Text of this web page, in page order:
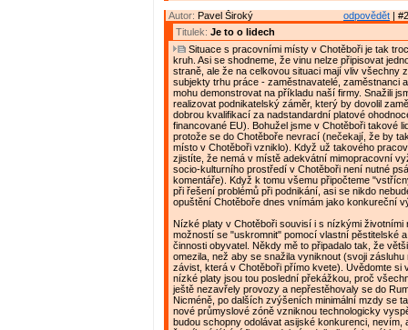
odpovědět |
Autor: Pavel Široký
Titulek: Je to o lidech
Situace s pracovními místy v Chotěboři je tak
kruh. Asi se shodneme, že vinu nelze připisovat
straně, ale že na celkovou situaci mají vliv všechny
subjekty trhu práce - zaměstnavatelé, zaměstnanci
mohu demonstrovat na příkladu naší firmy. Snažili
realizovat podnikatelský záměr, který by dovolil
dobrou kvalifikací za nadstandardní platové
financované EU). Bohužel jsme v Chotěboři takové
protože se do Chotěboře nevrací (nečekají, že by
místo v Chotěboři vzniklo). Když už takového
zjistíte, že nemá v místě adekvátní mimopracovní
socio-kulturního prostředí v Chotěboři není nutné
komentáře). Když k tomu všemu připočteme
při řešení problémů při podnikání, asi se nikdo
opuštění Chotěboře dnes vnímám jako konkureční
Nízké platy v Chotěboři souvisí i s nízkými životními
možností se "uskromnit" pomocí vlastní pěstitelské
činnosti obyvatel. Někdy mě to připadalo tak, že
omezila, než aby se snažila vyniknout (svoji zásluhu
závist, která v Chotěboři přímo kvete). Uvědomte si
nízké platy jsou tou poslední překážkou, proč
ještě nezavřely provozy a nepřestěhovaly se do
Nicméně, po dalších zvýšeních minimální mzdy se
nové průmyslové zóně vzniknou technologicky
budou schopny odolávat asijské konkurenci, nevím,